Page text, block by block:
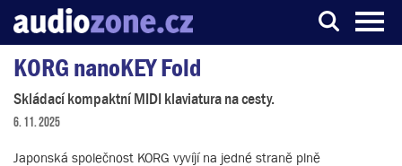
Server o digitálním zpracování zvuku
KORG nanoKEY Fold
Skládací kompaktní MIDI klaviatura na cesty.
6. 11. 2025
Japonská společnost KORG vyvíjí na jedné straně plně